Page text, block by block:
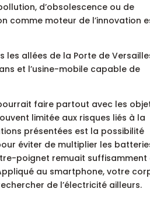
d’obsolescence ou de
comme moteur de l’innovation
allées de la Porte de
et l’usine-mobile capable de
faire partout avec les
limitée aux risques liés à la
présentées est la possibilité
éviter de multiplier les
poignet remuait suffisamment
au smartphone, votre
de l’électricité ailleurs.